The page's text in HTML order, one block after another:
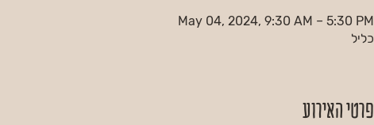
May 04, 2024, 9:30 AM – 5:30 PM
כליל
פרטי האירוע